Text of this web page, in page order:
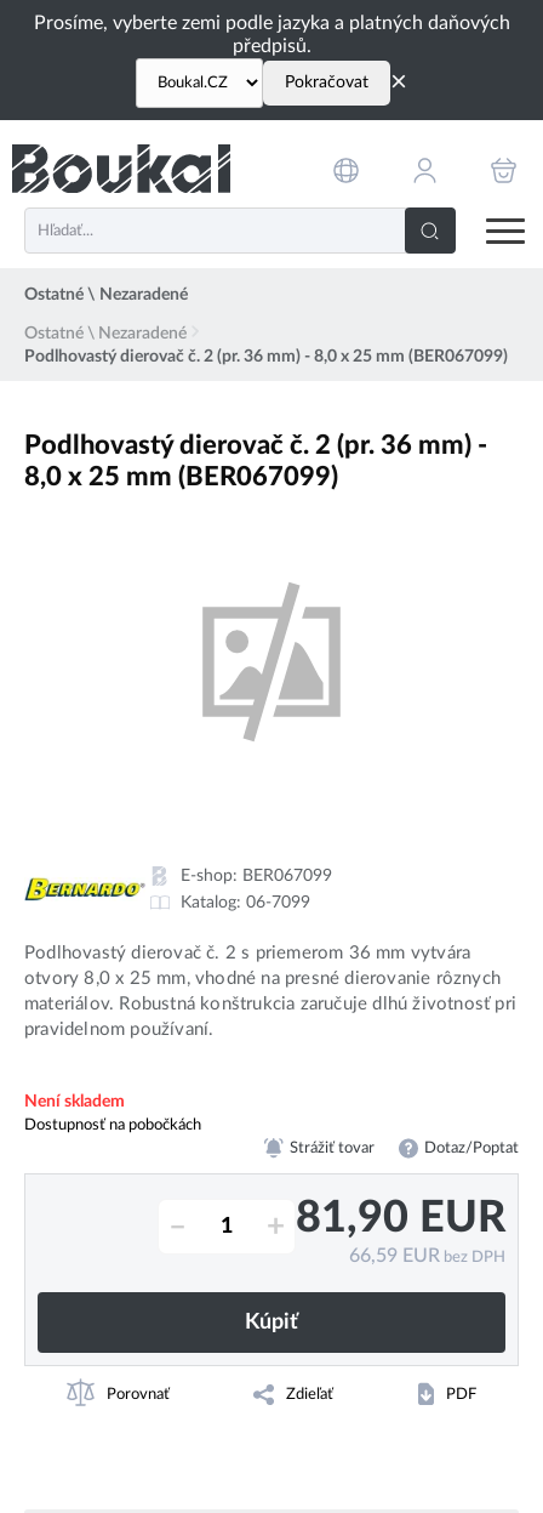
Prosíme, vyberte zemi podle jazyka a platných daňových
předpisů.
Pokračovat ×
Ostatné \ Nezaradené
Ostatné \ Nezaradené
Podlhovastý dierovač č. 2 (pr. 36 mm) - 8,0 x 25 mm (BER067099)
Podlhovastý dierovač č. 2 (pr. 36 mm) -
8,0 x 25 mm (BER067099)
E-shop: BER067099
Katalog: 06-7099
Podlhovastý dierovač č. 2 s priemerom 36 mm vytvára
otvory 8,0 x 25 mm, vhodné na presné dierovanie rôznych
materiálov. Robustná konštrukcia zaručuje dlhú životnosť pri
pravidelnom používaní.
Není skladem
Dostupnosť na pobočkách
Strážiť tovar Dotaz/Poptat
– + 81,90 EUR
66,59 EUR bez DPH
Kúpiť
Porovnať Zdieľať PDF